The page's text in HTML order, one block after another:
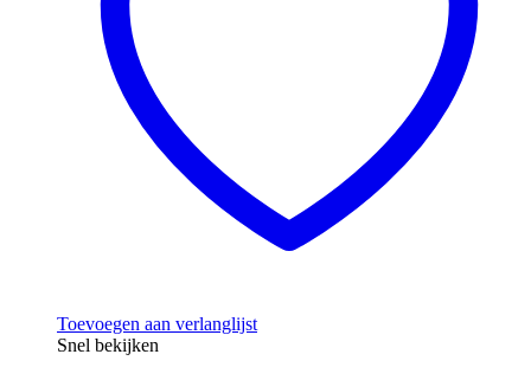
Toevoegen aan verlanglijst
Snel bekijken